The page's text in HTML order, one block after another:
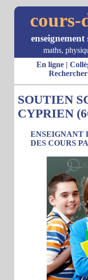
cours-
maths,
En ligne|
Rechercher
SOUTIEN
CYPRIEN
ENSEIGNANT
DES COURS